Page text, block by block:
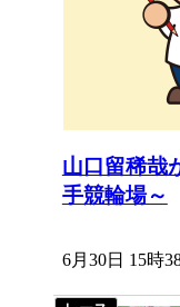
山口留稀哉
手競輪場～
6月30日 15時